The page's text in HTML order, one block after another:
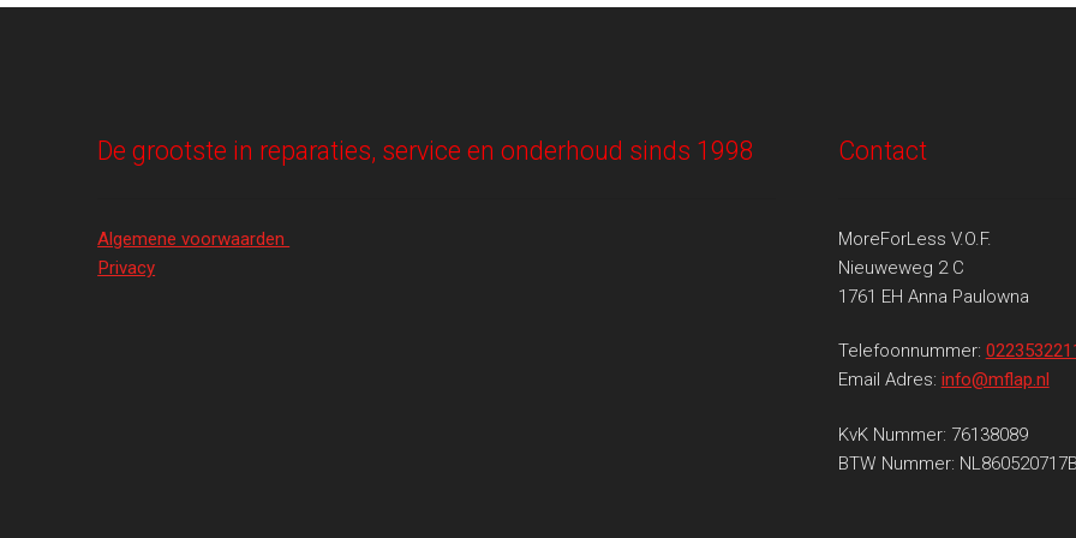
De grootste in reparaties, service en onderhoud sinds 1998
Algemene voorwaarden
Privacy
Contact
MoreForLess V.O.F.
Nieuweweg 2 C
1761 EH Anna Paulowna
Telefoonnummer:
Email Adres: info@mflap.nl
KvK Nummer: 76138089
BTW Nummer: